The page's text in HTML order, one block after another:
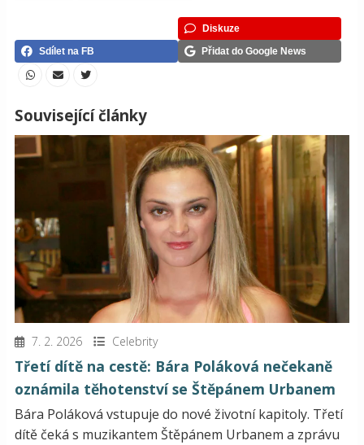
Diskuze
Sdílet na FB
Přidat do Google News
Související články
7. 2. 2026 Celebrity
Třetí dítě na cestě: Bára Poláková nečekaně
oznámila těhotenství se Štěpánem Urbanem
Bára Poláková vstupuje do nové životní kapitoly. Třetí
dítě čeká s muzikantem Štěpánem Urbanem a zprávu